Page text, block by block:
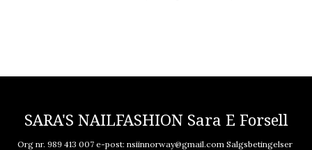
SARA'S NAILFASHION Sara E Forsell
Org nr. 989 413 007 e-post: nsiinnorway@gmail.com Salgsbetingelser